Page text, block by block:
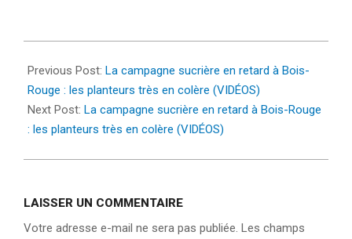
08-
03
Previous Post: La campagne sucrière en retard à Bois-
Rouge : les planteurs très en colère (VIDÉOS)
Next Post: La campagne sucrière en retard à Bois-Rouge
: les planteurs très en colère (VIDÉOS)
LAISSER UN COMMENTAIRE
Votre adresse e-mail ne sera pas publiée. Les champs